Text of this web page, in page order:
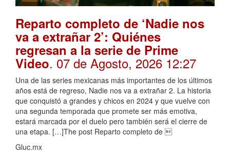
Reparto completo de ‘Nadie nos
va a extrañar 2’: Quiénes
regresan a la serie de Prime
Video. 07 de Agosto, 2026 12:27
Una de las series mexicanas más importantes de los últimos
años está de regreso, Nadie nos va a extrañar 2. La historia
que conquistó a grandes y chicos en 2024 y que vuelve con
una segunda temporada que promete ser más emotiva,
estará marcada por el duelo pero también será el cierre de
una etapa. […]The post Reparto completo de 
Gluc.mx